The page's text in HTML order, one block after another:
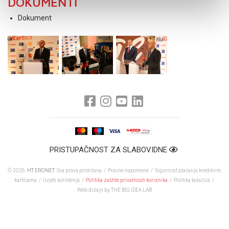
Dokument
PRISTUPAČNOST ZA SLABOVIDNE
© 2026. HT ERONET . Sva prava pridržana / Pravne napomene / Sigurnost plaćanja kreditnim
karticama / Uvjeti korištenja / Politika zaštite privatnosti korisnika / Politika kolačića /
Web dizajn by THE BIG IDEA LAB